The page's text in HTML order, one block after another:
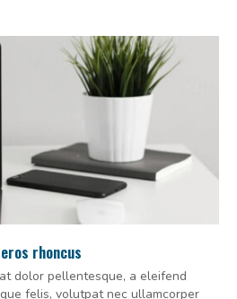
rhoncus
dolor pellentesque, a eleifend
felis, volutpat nec ullamcorper